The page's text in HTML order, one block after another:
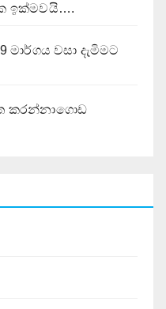
ඉක්මවයි….
වසා දැමිමට
කරන්නාගොඩ